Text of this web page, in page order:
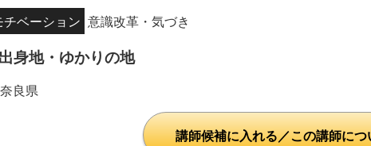
チベーション 意識改革・気づき
身地・ゆかりの地
奈良県
講師候補に入れる／この講師に